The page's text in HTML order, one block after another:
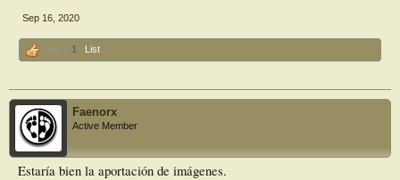
Sep 16, 2020
Like x 1 List
Faenorx
Active Member
Estaría bien la aportación de imágenes.